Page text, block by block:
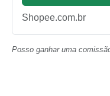
Shopee.com.br
Posso ganhar uma